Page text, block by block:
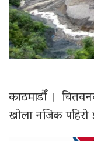
काठमाडौँ ।
खोला नजिक पहिरो